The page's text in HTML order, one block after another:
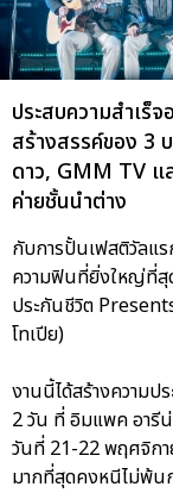
ประสบความสำเร็
สร้างสรรค์ของ 3
ดาว, GMM TV
ค่ายชั้นนำต่าง
กับการปั้นเฟสติวัลแ
ความฟินที่ยิ่งใหญ่ที่สุ
ประกันชีวิต
โทเปีย)
งานนี้ได้สร้างความป
2 วัน ที่ อิมแพค อารีน่
วันที่ 21-22 พฤศจิก
มากที่สุดคงหนีไม่พ้น